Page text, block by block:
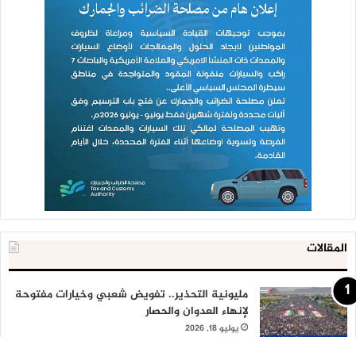
المقالات
مليونية التحذير.. تفويض شعبي وخيارات مفتوحة
لإنهاء العدوان والحصار
يوليو 18, 2026